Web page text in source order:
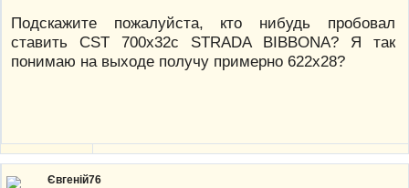
Подскажите пожалуйста, кто нибудь пробовал
ставить CST 700x32c STRADA BIBBONA? Я так
понимаю на выходе получу примерно 622х28?
Євгеній76